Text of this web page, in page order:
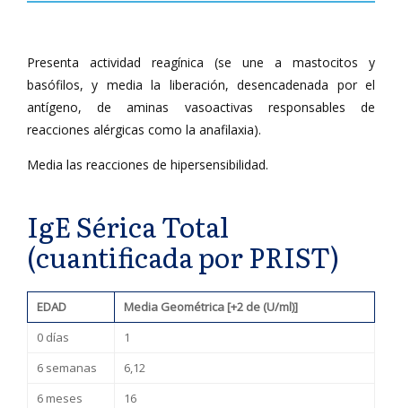
Presenta actividad reagínica (se une a mastocitos y
basófilos, y media la liberación, desencadenada por el
antígeno, de aminas vasoactivas responsables de
reacciones alérgicas como la anafilaxia).
Media las reacciones de hipersensibilidad.
IgE Sérica Total
(cuantificada por PRIST)
EDAD
Media Geométrica [+2 de (U/ml)]
0 días
1
6 semanas
6,12
6 meses
16